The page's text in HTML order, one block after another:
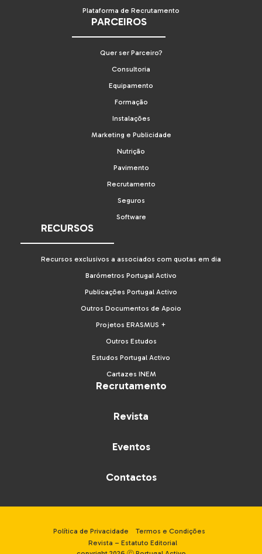
Plataforma de Recrutamento
PARCEIROS
Quer ser Parceiro?
Consultoria
Equipamento
Formação
Instalações
Marketing e Publicidade
Nutrição
Pavimento
Recrutamento
Seguros
Software
RECURSOS
Recursos exclusivos a associados com quotas em dia
Barómetros Portugal Activo
Publicações Portugal Activo
Outros Documentos de Apoio
Projetos ERASMUS +
Outros Estudos
Estudos Portugal Activo
Cartazes INEM
Recrutamento
Revista
Eventos
Contactos
Política de Privacidade
Termos e Condições
Revista – Estatuto Editorial